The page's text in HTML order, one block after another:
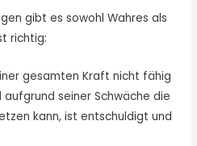
gibt es sowohl Wahres als
richtig:
gesamten Kraft nicht fähig
aufgrund seiner Schwäche die
kann, ist entschuldigt und